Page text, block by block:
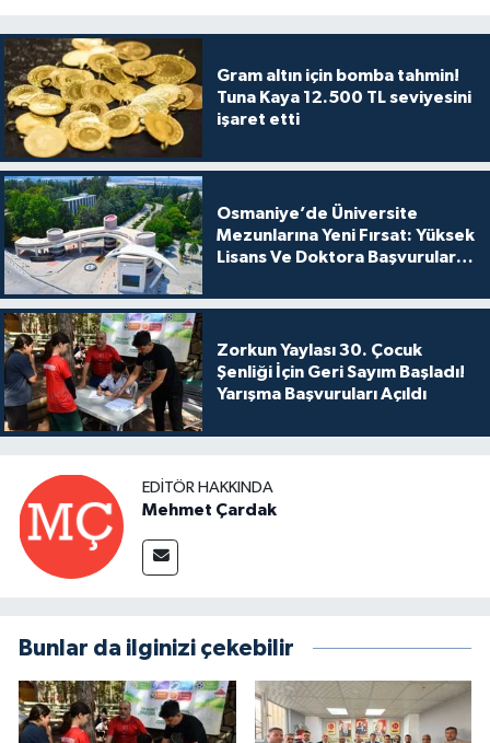
Gram altın için bomba tahmin!
Tuna Kaya 12.500 TL seviyesini
işaret etti
Osmaniye’de Üniversite
Mezunlarına Yeni Fırsat: Yüksek
Lisans Ve Doktora Başvuruları
Zorkun Yaylası 30. Çocuk
Şenliği İçin Geri Sayım Başladı!
Yarışma Başvuruları Açıldı
EDITÖR HAKKINDA
Mehmet Çardak
Bunlar da ilginizi çekebilir